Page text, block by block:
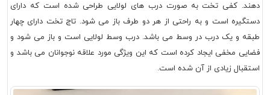
دهند. کفی تخت به صورت درب های لولایی طراحی شده است که دارای
دستگیره است و به راحتی از هر دو طرف باز می شود. تاج تخت دارای چهار
طبقه و یک درب در وسط می باشد. درب وسط لولایی است و باز می شود و
فضایی مخفی ایجاد کرده است که این ویژگی مورد علاقه نوجوانان می باشد و
استقبال زیادی از آن شده است.